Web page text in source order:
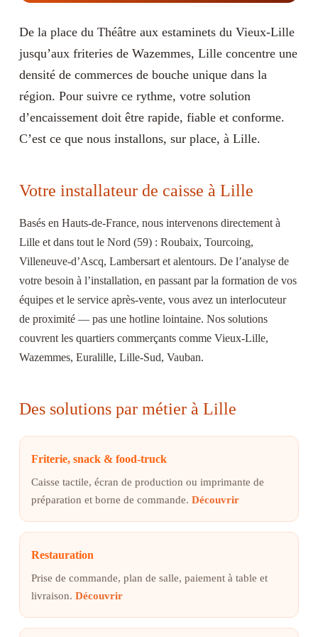
De la place du Théâtre aux estaminets du Vieux-Lille
jusqu’aux friteries de Wazemmes, Lille concentre une
densité de commerces de bouche unique dans la
région. Pour suivre ce rythme, votre solution
d’encaissement doit être rapide, fiable et conforme.
C’est ce que nous installons, sur place, à Lille.
Votre installateur de caisse à Lille
Basés en Hauts-de-France, nous intervenons directement à
Lille et dans tout le Nord (59) : Roubaix, Tourcoing,
Villeneuve-d’Ascq, Lambersart et alentours. De l’analyse de
votre besoin à l’installation, en passant par la formation de vos
équipes et le service après-vente, vous avez un interlocuteur
de proximité — pas une hotline lointaine. Nos solutions
couvrent les quartiers commerçants comme Vieux-Lille,
Wazemmes, Euralille, Lille-Sud, Vauban.
Des solutions par métier à Lille
Friterie, snack & food-truck
Caisse tactile, écran de production ou imprimante de
préparation et borne de commande. Découvrir
Restauration
Prise de commande, plan de salle, paiement à table et
livraison. Découvrir